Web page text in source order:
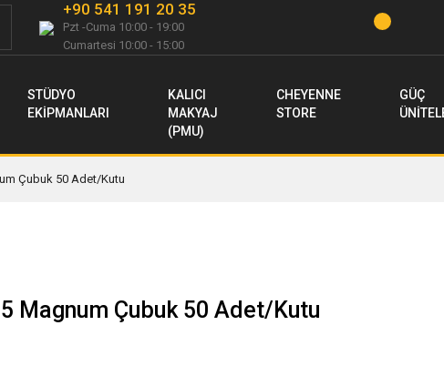
+90 541 191 20 35
Pzt -Cuma 10:00 - 19:00
Cumartesi 10:00 - 15:00
STÜDYO
EKİPMANLARI
KALICI
MAKYAJ
(PMU)
CHEYENNE
STORE
GÜÇ
Çubuk 50 Adet/Kutu
Magnum Çubuk 50 Adet/Kutu